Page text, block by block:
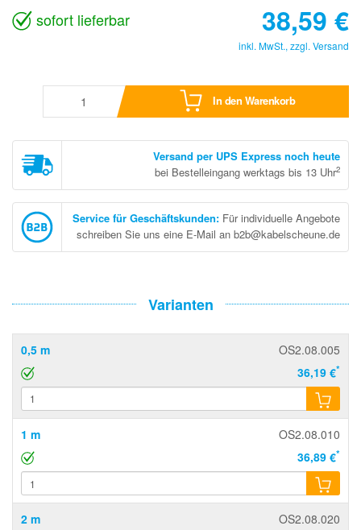
sofort lieferbar 38,59 €
inkl. MwSt., zzgl. Versand
In den Warenkorb
Versand per UPS Express noch heute
bei Bestelleingang werktags bis 13 Uhr2
Service für Geschäftskunden: Für individuelle Angebote
schreiben Sie uns eine E-Mail an b2b@kabelscheune.de
Varianten
0,5 m
OS2.08.005
36,19 €*
1 m
OS2.08.010
36,89 €*
2 m
OS2.08.020